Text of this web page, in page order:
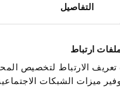
التفاصيل
ارتباط
الارتباط لتخصيص
ميزات الشبكات